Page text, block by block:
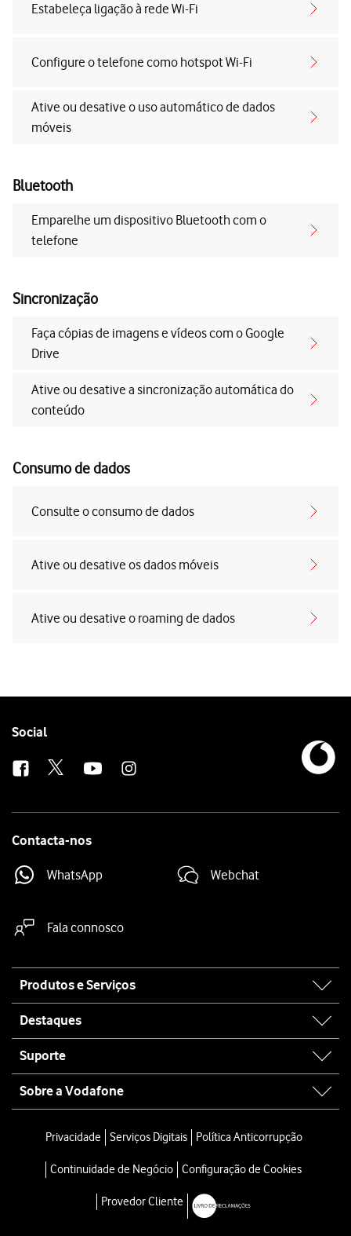
Estabeleça ligação à rede Wi-Fi
Configure o telefone como hotspot Wi-Fi
Ative ou desative o uso automático de dados
móveis
Bluetooth
Emparelhe um dispositivo Bluetooth com o
telefone
Sincronização
Faça cópias de imagens e vídeos com o Google
Drive
Ative ou desative a sincronização automática do
conteúdo
Consumo de dados
Consulte o consumo de dados
Ative ou desative os dados móveis
Ative ou desative o roaming de dados
Follow
Social
Contacta-nos
WhatsApp Webchat
Fala connosco
map
Produtos e Serviços
Destaques
Suporte
Sobre a Vodafone
Privacidade Serviços Digitais Política Anticorrupção
Continuidade de Negócio Configuração de Cookies
Provedor Cliente